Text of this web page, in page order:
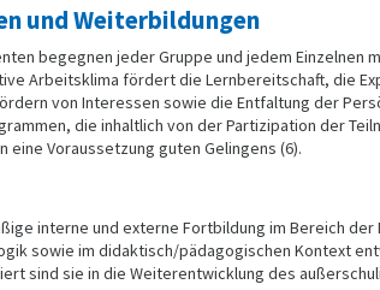
und Weiterbildungen
begegnen jeder Gruppe und jedem Einzelnen
Arbeitsklima fördert die Lernbereitschaft, die
von Interessen sowie die Entfaltung der
die inhaltlich von der Partizipation der
eine Voraussetzung guten Gelingens (6).
interne und externe Fortbildung im Bereich
sowie im didaktisch/pädagogischen Kontext
sind sie in die Weiterentwicklung des